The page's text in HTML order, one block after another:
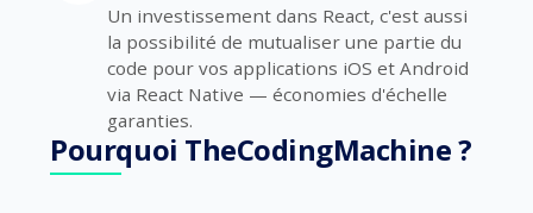
Un investissement dans React, c'est aussi
la possibilité de mutualiser une partie du
code pour vos applications iOS et Android
via React Native — économies d'échelle
garanties.
Pourquoi TheCodingMachine ?